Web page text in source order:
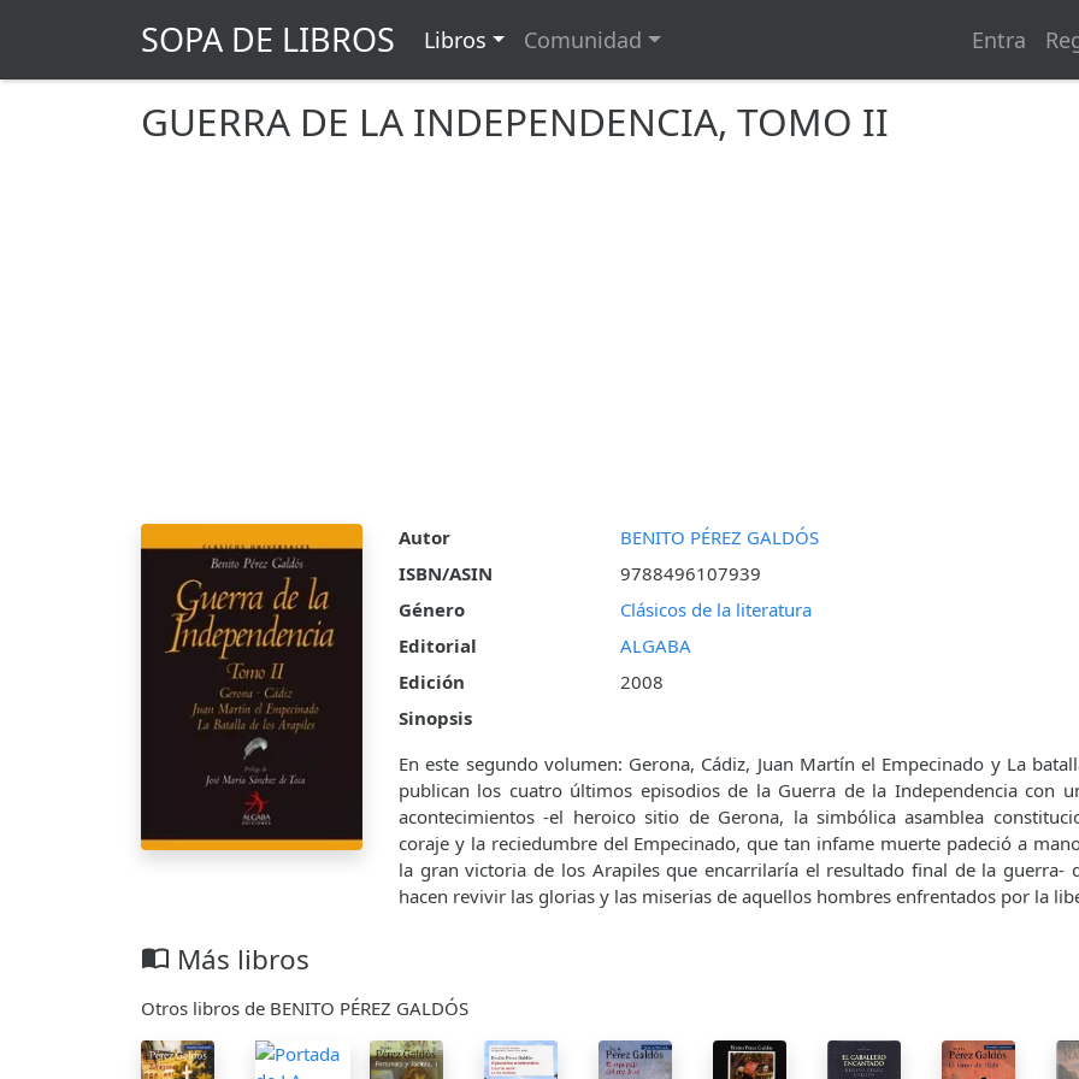
SOPA DE LIBROS Libros Comunidad Entra
GUERRA DE LA INDEPENDENCIA, TOMO II
Autor
BENITO PÉREZ GALDÓS
ISBN/ASIN
9788496107939
Género
Clásicos de la literatura
Editorial
ALGABA
Edición
2008
Sinopsis
En este segundo volumen: Gerona, Cádiz, Juan Martín el Empecinado y La
publican los cuatro últimos episodios de la Guerra de la Independencia con
acontecimientos -el heroico sitio de Gerona, la simbólica asamblea
coraje y la reciedumbre del Empecinado, que tan infame muerte padeció a
la gran victoria de los Arapiles que encarrilaría el resultado final de la guerra-
hacen revivir las glorias y las miserias de aquellos hombres enfrentados por la
import_contacts Más libros
Otros libros de BENITO PÉREZ GALDÓS